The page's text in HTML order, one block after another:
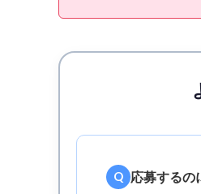
Q 応募するの